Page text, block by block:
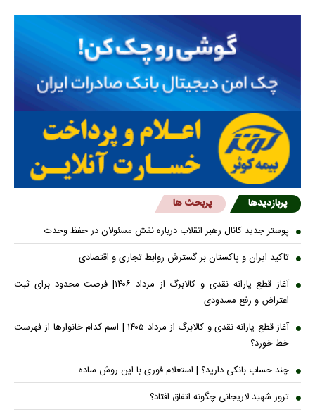
پربازدیدها پربحث ها
پوستر جدید کانال رهبر انقلاب درباره نقش مسئولان در حفظ وحدت
تاکید ایران و پاکستان بر گسترش روابط تجاری و اقتصادی
آغاز قطع یارانه نقدی و کالابرگ از مرداد ۱۴۰۶| فرصت محدود برای ثبت
اعتراض و رفع مسدودی
آغاز قطع یارانه نقدی و کالابرگ از مرداد ۱۴۰۵ | اسم کدام خانوار‌ها از فهرست
خط خورد؟
چند حساب بانکی دارید؟ | استعلام فوری با این روش ساده
ترور شهید لاریجانی چگونه اتفاق افتاد؟